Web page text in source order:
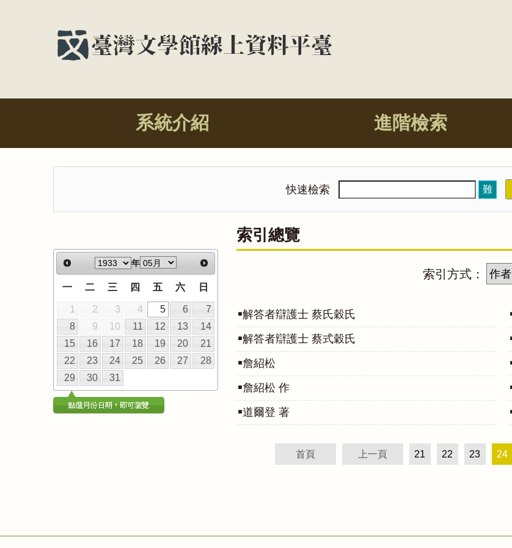
系統介紹 進階檢索
快速檢索 難
年
一 二 三 四 五 六 日
1 2 3 4 5 6
7
8
9 10 11 12 13
14
15
16 17 18 19 20
21
22
23 24 25 26 27
28
29
30 31
索引總覽
索引方式：
解答者辯護士 蔡氏穀氏
解答者辯護士 蔡式穀氏
詹紹松
詹紹松 作
道爾登 著
首頁 上一頁 21 22 23 24